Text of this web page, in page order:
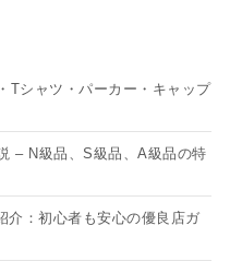
Tシャツ・パーカー・キャップ
– N級品、S級品、A級品の特
：初心者も安心の優良店ガ